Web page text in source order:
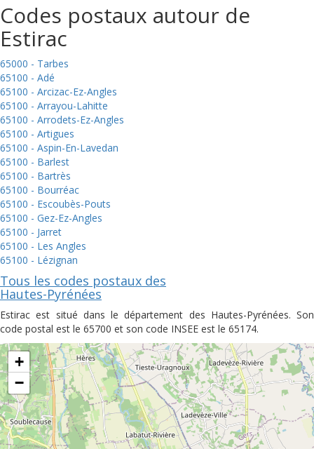
Codes postaux autour de
Estirac
65000 - Tarbes
65100 - Adé
65100 - Arcizac-Ez-Angles
65100 - Arrayou-Lahitte
65100 - Arrodets-Ez-Angles
65100 - Artigues
65100 - Aspin-En-Lavedan
65100 - Barlest
65100 - Bartrès
65100 - Bourréac
65100 - Escoubès-Pouts
65100 - Gez-Ez-Angles
65100 - Jarret
65100 - Les Angles
65100 - Lézignan
Tous les codes postaux des
Hautes-Pyrénées
Estirac est situé dans le département des Hautes-Pyrénées. Son
code postal est le 65700 et son code INSEE est le 65174.
+
−